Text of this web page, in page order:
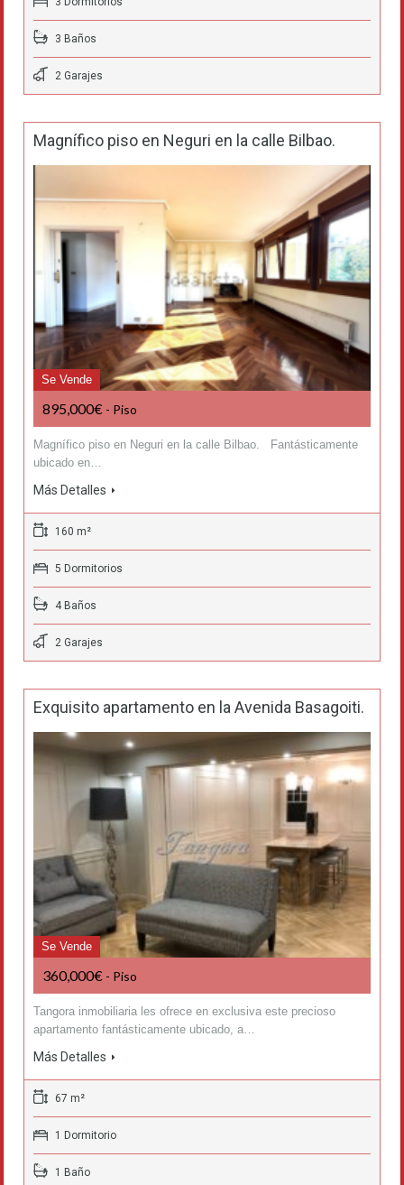
3 Baños
2 Garajes
Magnífico piso en Neguri en la calle Bilbao.
Se Vende
895,000€ - Piso
Magnífico piso en Neguri en la calle Bilbao. Fantásticamente
ubicado en…
Más Detalles
160 m²
5 Dormitorios
4 Baños
2 Garajes
Exquisito apartamento en la Avenida Basagoiti.
Se Vende
360,000€ - Piso
Tangora inmobiliaria les ofrece en exclusiva este precioso
apartamento fantásticamente ubicado, a…
Más Detalles
67 m²
1 Dormitorio
1 Baño